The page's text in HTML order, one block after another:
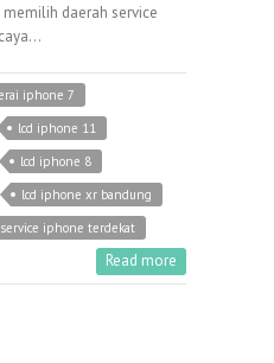
daerah service
iphone 7
lcd iphone 11
lcd iphone 8
lcd iphone xr bandung
service iphone terdekat
Read more